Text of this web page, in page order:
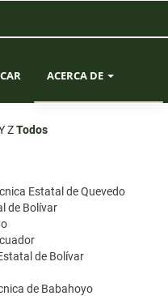
ACERCA DE
EQUIPO EDITORIAL
CONTACTO
ZTodos
Estatal de Quevedo
de Bolívar
de Bolívar
de Babahoyo